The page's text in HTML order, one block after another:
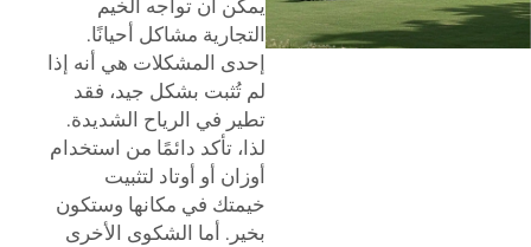
يمكن أن تواجه الخيم
التجارية مشاكل أحيانًا.
إحدى المشكلات هي أنه إذا
لم تُثبت بشكل جيد، فقد
تطير في الرياح الشديدة.
لذا، تأكد دائمًا من استخدام
أوزان أو أوتاد لتثبيت
خيمتك في مكانها وستكون
بخير. أما الشكوى الأخرى